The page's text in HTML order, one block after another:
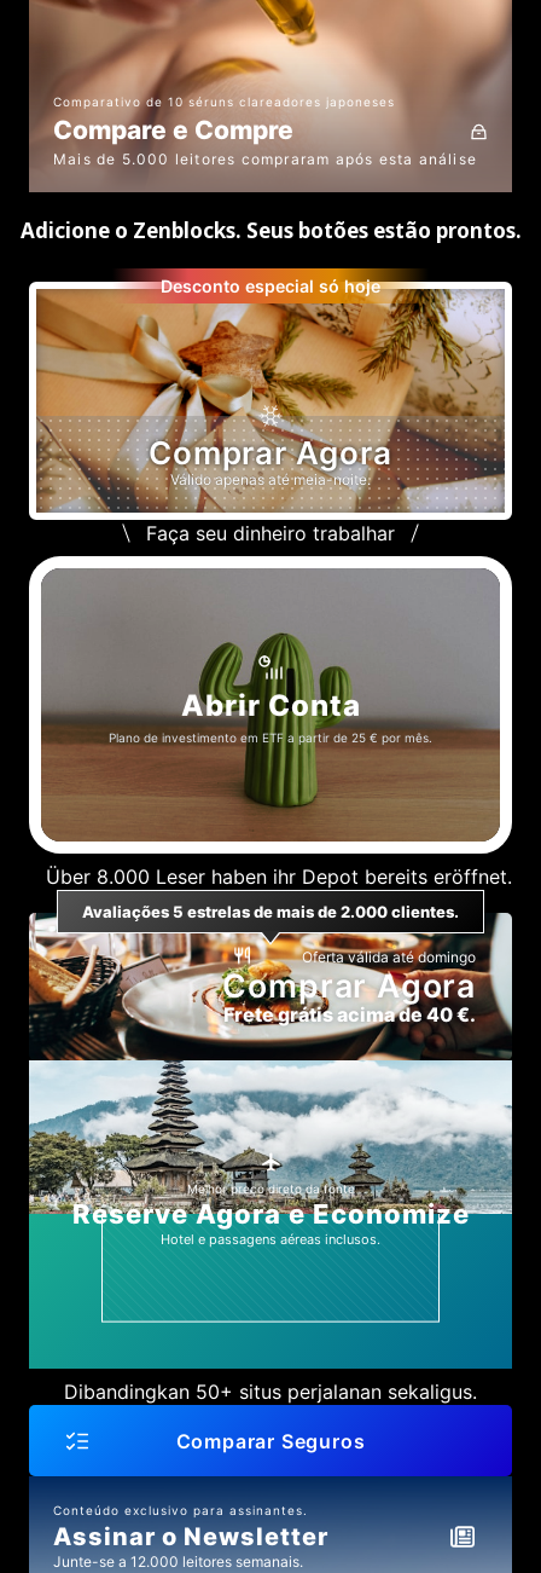
Comparativo de 10 séruns clareadores japoneses
Compare e Compre
Mais de 5.000 leitores compraram após esta análise
Adicione o Zenblocks. Seus botões estão prontos.
Desconto especial só hoje
Comprar Agora
Válido apenas até meia-noite.
Faça seu dinheiro trabalhar
Abrir Conta
Plano de investimento em ETF a partir de 25 € por mês.
Über 8.000 Leser haben ihr Depot bereits eröffnet.
Avaliações 5 estrelas de mais de 2.000 clientes.
Oferta válida até domingo
Comprar Agora
Frete grátis acima de 40 €.
Melhor preço direto da fonte
Reserve Agora e Economize
Hotel e passagens aéreas inclusos.
Dibandingkan 50+ situs perjalanan sekaligus.
Comparar Seguros
Conteúdo exclusivo para assinantes.
Assinar o Newsletter
Junte-se a 12.000 leitores semanais.